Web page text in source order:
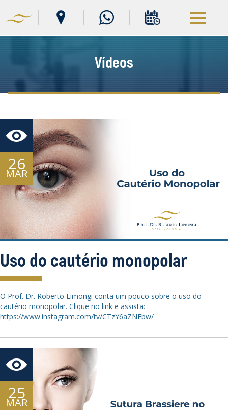
Vídeos
26
MAR
Uso do cautério monopolar
O Prof. Dr. Roberto Limongi conta um pouco sobre o uso do
cautério monopolar. Clique no link e assista:
https://www.instagram.com/tv/CTzY6aZNEbw/
25
MAR